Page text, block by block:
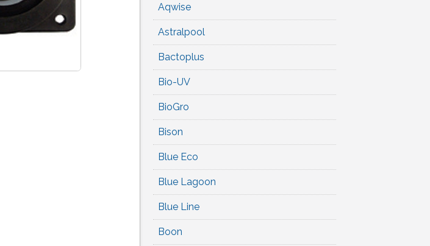
Aqwise
Astralpool
Bactoplus
Bio-UV
BioGro
Bison
Blue Eco
Blue Lagoon
Blue Line
Boon